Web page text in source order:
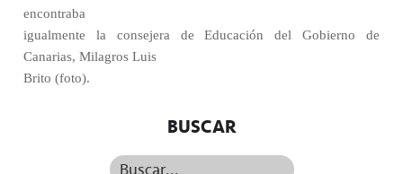
encontraba
igualmente la consejera de Educación del Gobierno de
Canarias, Milagros Luis
Brito (foto).
BUSCAR
Buscar...